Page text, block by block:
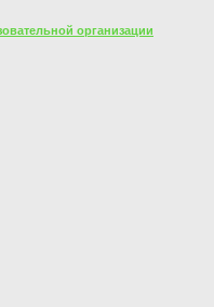
организации